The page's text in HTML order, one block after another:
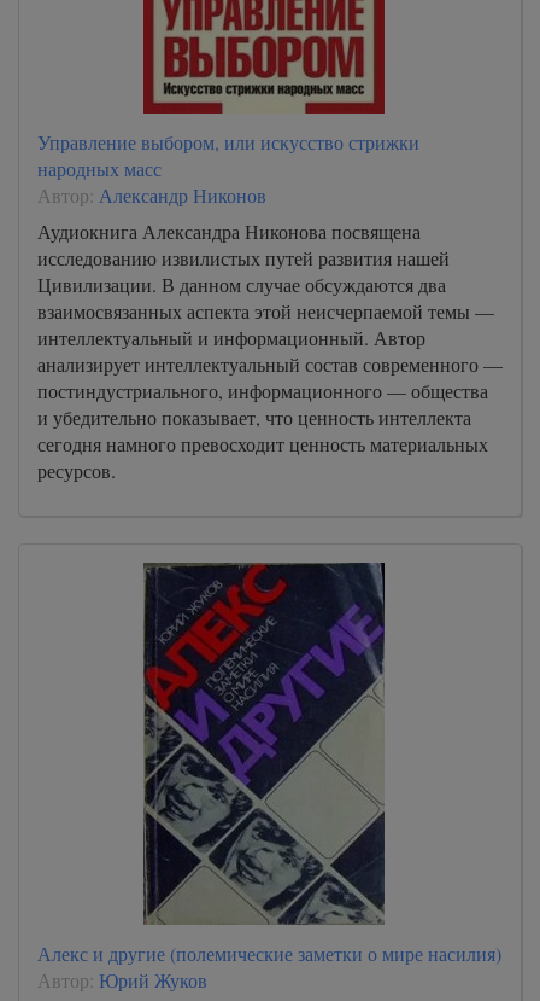
Управление выбором, или искусство стрижки
народных масс
Автор: Александр Никонов
Аудиокнига Александра Никонова посвящена
исследованию извилистых путей развития нашей
Цивилизации. В данном случае обсуждаются два
взаимосвязанных аспекта этой неисчерпаемой темы —
интеллектуальный и информационный. Автор
анализирует интеллектуальный состав современного —
постиндустриального, информационного — общества
и убедительно показывает, что ценность интеллекта
сегодня намного превосходит ценность материальных
ресурсов.
Алекс и другие (полемические заметки о мире насилия)
Автор: Юрий Жуков